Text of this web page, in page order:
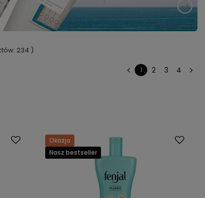
234 )
1 2 3 4
Okazja
Nasz bestseller